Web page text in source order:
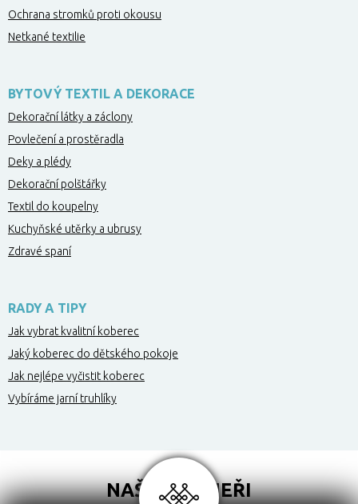
Ochrana stromků proti okousu
Netkané textilie
BYTOVÝ TEXTIL A DEKORACE
Dekorační látky a záclony
Povlečení a prostěradla
Deky a plédy
Dekorační polštářky
Textil do koupelny
Kuchyňské utěrky a ubrusy
Zdravé spaní
RADY A TIPY
Jak vybrat kvalitní koberec
Jaký koberec do dětského pokoje
Jak nejlépe vyčistit koberec
Vybíráme jarní truhlíky
NAŠI PARTNEŘI